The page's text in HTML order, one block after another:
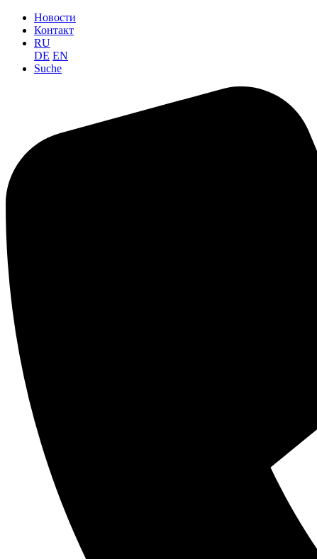
Новости
Контакт
RU
DE EN
Suche